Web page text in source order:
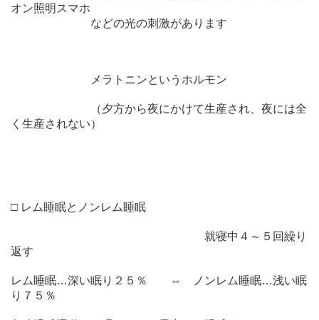
オン照明スマホ
などの光の刺激があります
メラトニンというホルモン
（夕方から夜にかけて生産され、夜には全
く生産されない）
□ レム睡眠とノンレム睡眠
就寝中４～５回繰り
返す
レム睡眠…深い眠り２５％ ⇔ ノンレム睡眠…浅い眠
り７５％